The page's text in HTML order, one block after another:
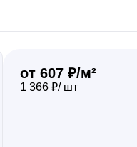
от 607 ₽/м²
1 366 ₽/ шт